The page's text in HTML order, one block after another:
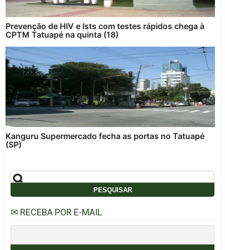
Prevenção de HIV e Ists com testes rápidos chega à
CPTM Tatuapé na quinta (18)
Kanguru Supermercado fecha as portas no Tatuapé
(SP)
✉ RECEBA POR E-MAIL